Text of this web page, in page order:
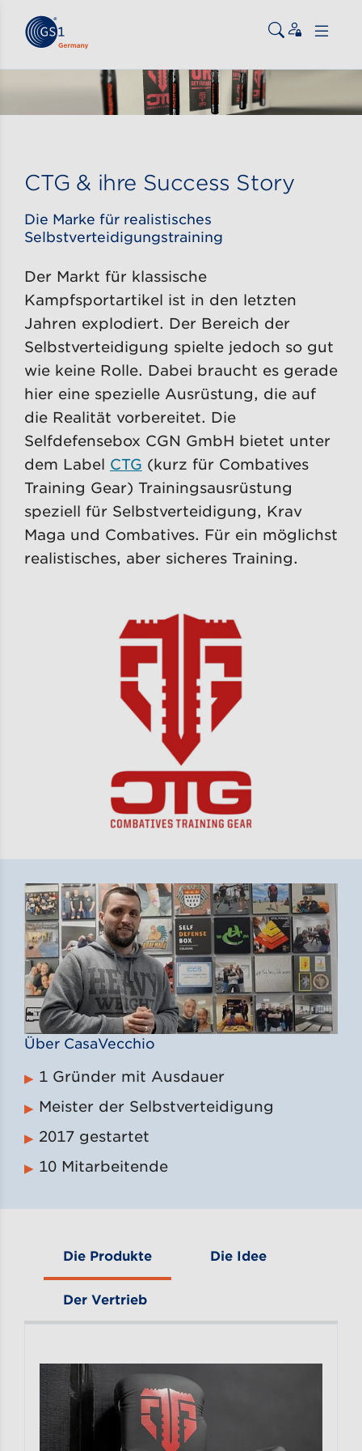
CTG & ihre Success Story
Die Marke für realistisches
Selbstverteidigungstraining
Der Markt für klassische
Kampfsportartikel ist in den letzten
Jahren explodiert. Der Bereich der
Selbstverteidigung spielte jedoch so gut
wie keine Rolle. Dabei braucht es gerade
hier eine spezielle Ausrüstung, die auf
die Realität vorbereitet. Die
Selfdefensebox CGN GmbH bietet unter
dem Label CTG (kurz für Combatives
Training Gear) Trainingsausrüstung
speziell für Selbstverteidigung, Krav
Maga und Combatives. Für ein möglichst
realistisches, aber sicheres Training.
Über CasaVecchio
1 Gründer mit Ausdauer
Meister der Selbstverteidigung
2017 gestartet
10 Mitarbeitende
Die Produkte Die Idee
Der Vertrieb